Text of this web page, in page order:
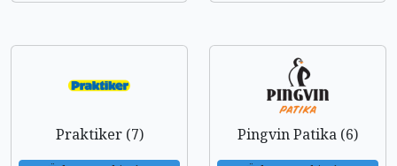
Praktiker (7) Pingvin Patika (6)